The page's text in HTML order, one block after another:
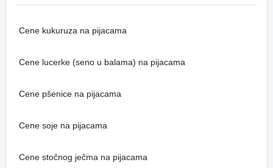
Cene kukuruza na pijacama
Cene lucerke (seno u balama) na pijacama
Cene pšenice na pijacama
Cene soje na pijacama
Cene stočnog ječma na pijacama